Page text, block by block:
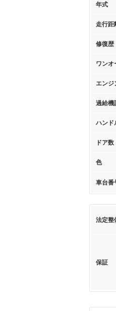
年式
走行距
修復歴
ワンオ
エンジ
過給機
ハンド
ドア数
色
車台番
法定整
保証